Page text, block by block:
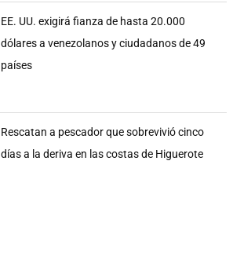
EE. UU. exigirá fianza de hasta 20.000
dólares a venezolanos y ciudadanos de 49
países
Rescatan a pescador que sobrevivió cinco
días a la deriva en las costas de Higuerote